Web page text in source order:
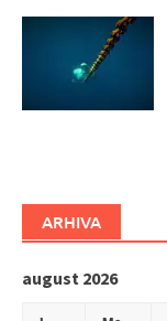
ARHIVA
august 2026